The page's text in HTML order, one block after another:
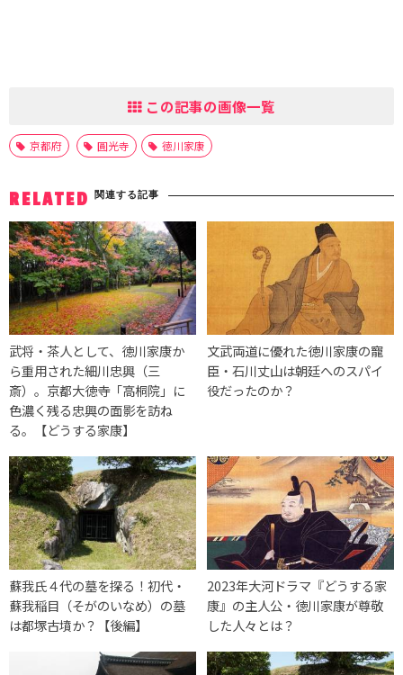
この記事の画像一覧
京都府 圓光寺 徳川家康
RELATED 関連する記事
武将・茶人として、徳川家康か
ら重用された細川忠興（三
斎）。京都大徳寺「高桐院」に
色濃く残る忠興の面影を訪ね
る。【どうする家康】
文武両道に優れた徳川家康の寵
臣・石川丈山は朝廷へのスパイ
役だったのか？
蘇我氏４代の墓を探る！初代・
蘇我稲目（そがのいなめ）の墓
は都塚古墳か？【後編】
2023年大河ドラマ『どうする家
康』の主人公・徳川家康が尊敬
した人々とは？